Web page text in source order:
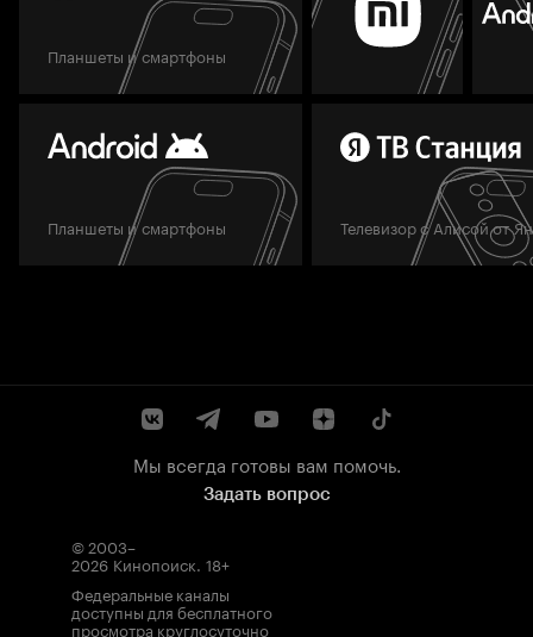
Планшеты и смартфоны
Планшеты и смартфоны Телевизор с Алисой от
Мы всегда готовы вам помочь.
Задать вопрос
© 2003–
2026 Кинопоиск. 18+
Федеральные каналы
доступны для бесплатного
просмотра круглосуточно